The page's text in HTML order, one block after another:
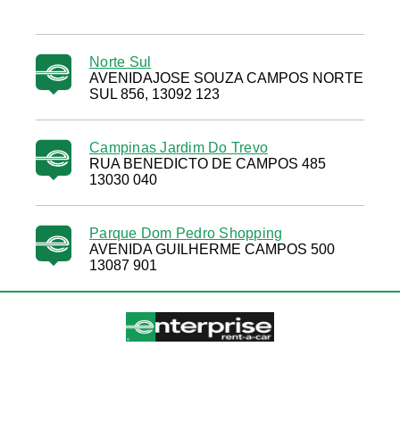
Norte Sul
AVENIDAJOSE SOUZA CAMPOS NORTE
SUL 856, 13092 123
Campinas Jardim Do Trevo
RUA BENEDICTO DE CAMPOS 485
13030 040
Parque Dom Pedro Shopping
AVENIDA GUILHERME CAMPOS 500
13087 901